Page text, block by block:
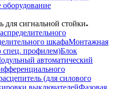
оборудование
для сигнальной стойки
шкафаМонтажная
спец. профилем)Блок
автоматический
(для силового
выключателейФазовая